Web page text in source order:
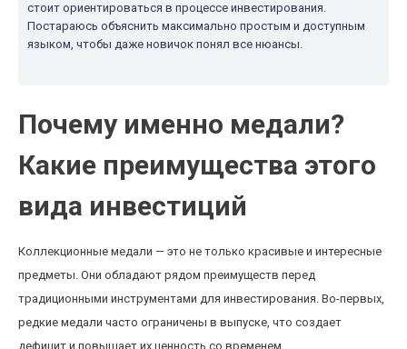
стоит ориентироваться в процессе инвестирования.
Постараюсь объяснить максимально простым и доступным
языком, чтобы даже новичок понял все нюансы.
Почему именно медали?
Какие преимущества этого
вида инвестиций
Коллекционные медали — это не только красивые и интересные
предметы. Они обладают рядом преимуществ перед
традиционными инструментами для инвестирования. Во-первых,
редкие медали часто ограничены в выпуске, что создает
дефицит и повышает их ценность со временем.